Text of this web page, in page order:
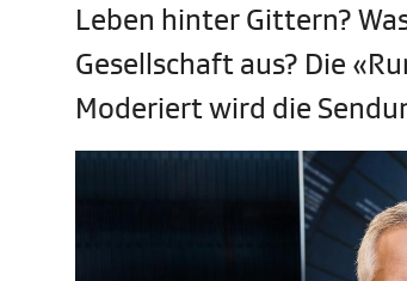
Leben hinter Gittern?
Gesellschaft aus? Die
Moderiert wird die